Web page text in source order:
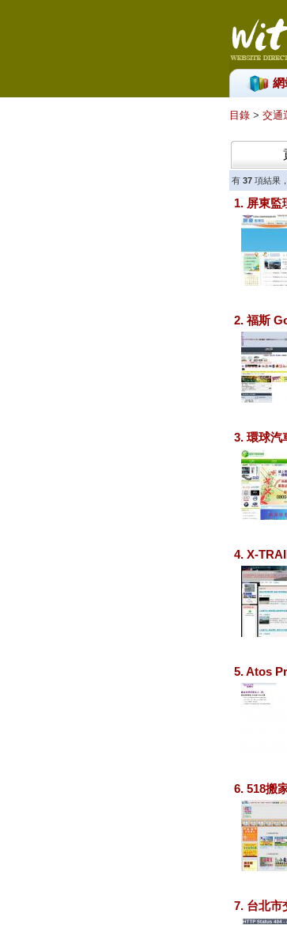
網
目錄 > 交通
有 37 項結果
1. 屏東監
2. 福斯
3. 環球汽
4. X-
5. Atos
6. 518搬
7. 台北市